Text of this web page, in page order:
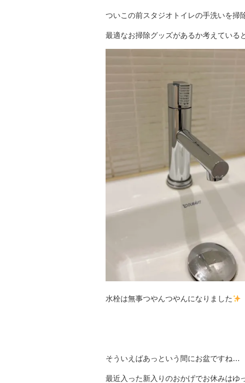
ついこの前スタジオトイレの手洗いを掃
最適なお掃除グッズがあるか考えている
水栓は無事つやんつやんになりました
そういえばあっという間にお盆ですね…
最近入った新入りのおかげでお休みはゆ